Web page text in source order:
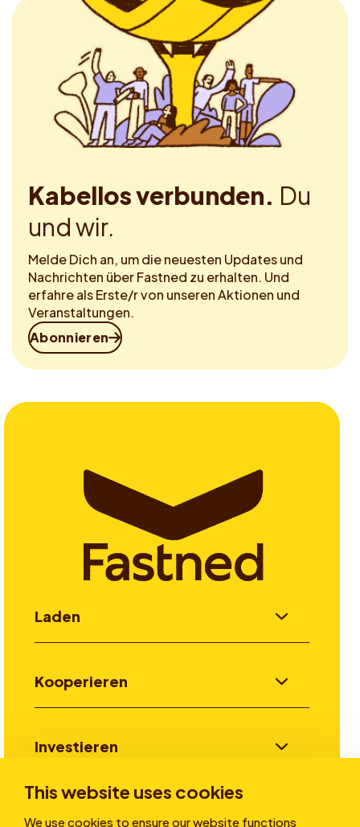
This website uses cookies
We use cookies to ensure our website functions
Kabellos verbunden. Du
und wir.
Melde Dich an, um die neuesten Updates und
Nachrichten über Fastned zu erhalten. Und
erfahre als Erste/r von unseren Aktionen und
Veranstaltungen.
Abonnieren
Laden
Kooperieren
Investieren